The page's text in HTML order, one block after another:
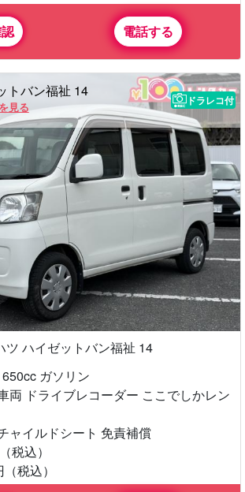
電話する
トバン福祉 14
見る
ドラレコ付
ツ ハイゼットバン福祉 14
ガソリン
両 ドライブレコーダー ここでしかレン
ャイルドシート 免責補償
税込）
税込）